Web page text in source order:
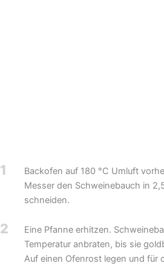
1
Backofen auf 180 °C Umluft
Messer den Schweinebauch in
schneiden.
2
Eine Pfanne erhitzen.
Temperatur anbraten, bis sie
Auf einen Ofenrost legen und für